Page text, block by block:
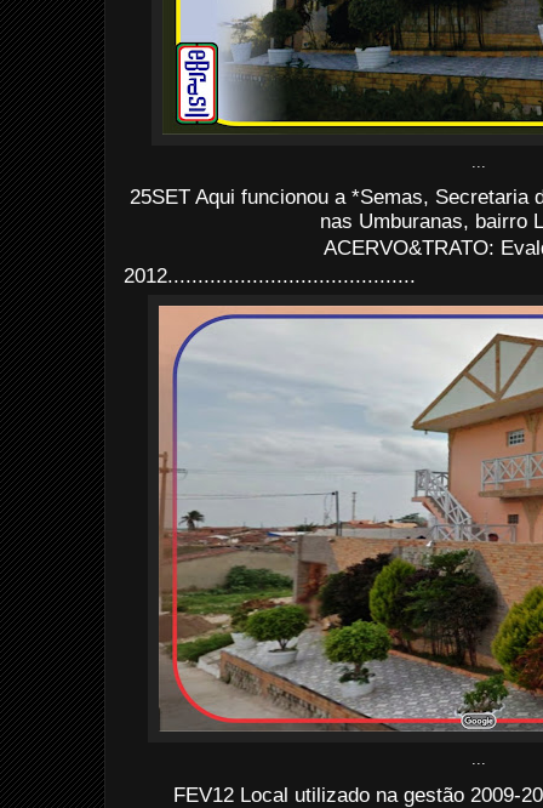
25SET Aqui funcionou a *Semas, Secretaria
nas Umburanas, bairro
ACERVO&TRATO:
2012.........................................
...
FEV12 Local utilizado na gestão 2009-